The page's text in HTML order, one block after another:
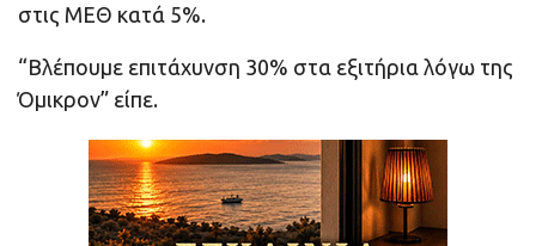
στις ΜΕΘ κατά 5%.
“Βλέπουμε επιτάχυνση 30% στα εξιτήρια λόγω της
Όμικρον” είπε.